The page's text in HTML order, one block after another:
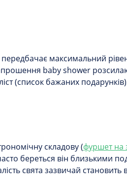
передбачає максимальний
baby shower
(список бажаних
складову (фуршет на
береться він близькими
свята зазвичай становить